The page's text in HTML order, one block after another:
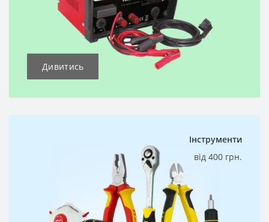
Дивитись
Інструменти
від 400 грн.